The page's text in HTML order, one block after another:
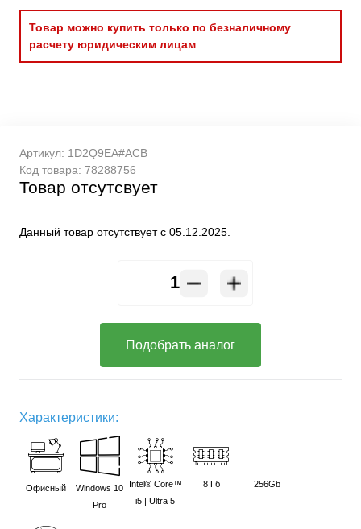
Товар можно купить только по безналичному
расчету юридическим лицам
Артикул: 1D2Q9EA#ACB
Код товара: 78288756
Товар отсутсвует
Данный товар отсутствует с 05.12.2025.
Подобрать аналог
Характеристики:
Офисный
Windows 10
Pro
Intel® Core™
i5 | Ultra 5
8 Гб 256Gb